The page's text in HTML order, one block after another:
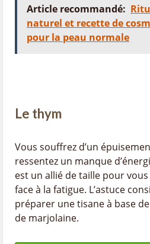
Article recommandé:
naturel et recette de
pour la peau normale
Le thym
Vous souffrez d’un
ressentez un manque
est un allié de taille pour
face à la fatigue. L’astuce
préparer une tisane à base
de marjolaine.